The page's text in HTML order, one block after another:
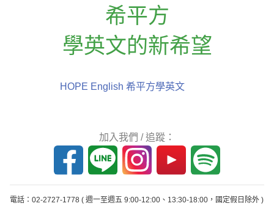
希平方
學英文的新希望
HOPE English 希平方學英文
加入我們 / 追蹤：
電話：02-2727-1778 ( 週一至週五 9:00-12:00、13:30-18:00，國定假日除外 )